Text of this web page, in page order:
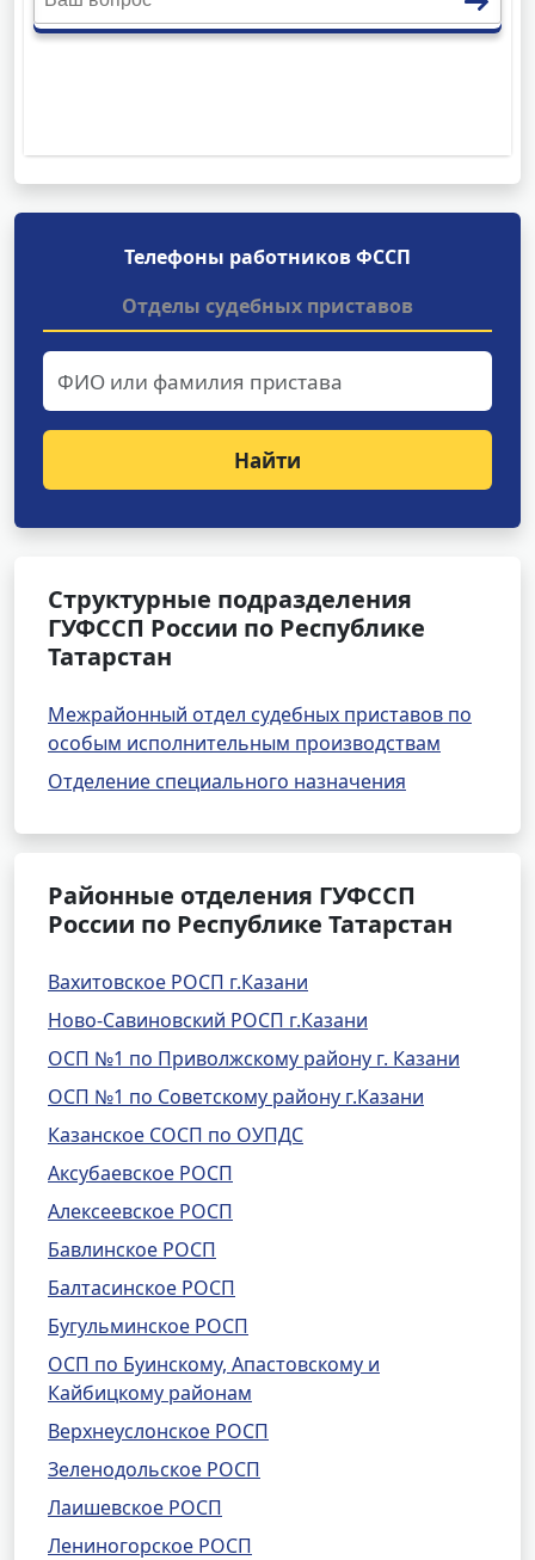
Телефоны работников ФССП
Отделы судебных приставов
Найти
Структурные подразделения
ГУФССП России по Республике
Татарстан
Межрайонный отдел судебных приставов по
особым исполнительным производствам
Отделение специального назначения
Районные отделения ГУФССП
России по Республике Татарстан
Вахитовское РОСП г.Казани
Ново-Савиновский РОСП г.Казани
ОСП №1 по Приволжскому району г. Казани
ОСП №1 по Советскому району г.Казани
Казанское СОСП по ОУПДС
Аксубаевское РОСП
Алексеевское РОСП
Бавлинское РОСП
Балтасинское РОСП
Бугульминское РОСП
ОСП по Буинскому, Апастовскому и
Кайбицкому районам
Верхнеуслонское РОСП
Зеленодольское РОСП
Лаишевское РОСП
Лениногорское РОСП